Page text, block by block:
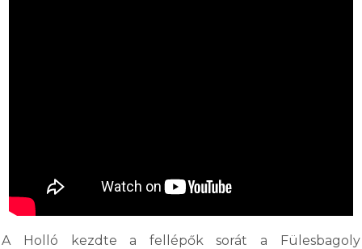
A Holló kezdte a fellépők sorát a Fülesbagoly